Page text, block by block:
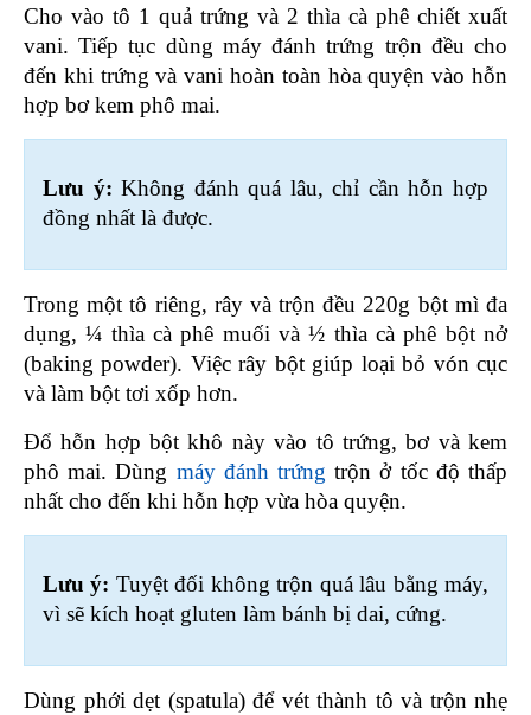
Cho vào tô 1 quả trứng và 2 thìa cà phê chiết xuất
vani. Tiếp tục dùng máy đánh trứng trộn đều cho
đến khi trứng và vani hoàn toàn hòa quyện vào hỗn
hợp bơ kem phô mai.
Lưu ý: Không đánh quá lâu, chỉ cần hỗn hợp
đồng nhất là được.
Trong một tô riêng, rây và trộn đều 220g bột mì đa
dụng, ¼ thìa cà phê muối và ½ thìa cà phê bột nở
(baking powder). Việc rây bột giúp loại bỏ vón cục
và làm bột tơi xốp hơn.
Đổ hỗn hợp bột khô này vào tô trứng, bơ và kem
phô mai. Dùng máy đánh trứng trộn ở tốc độ thấp
nhất cho đến khi hỗn hợp vừa hòa quyện.
Lưu ý: Tuyệt đối không trộn quá lâu bằng máy,
vì sẽ kích hoạt gluten làm bánh bị dai, cứng.
Dùng phới dẹt (spatula) để vét thành tô và trộn nhẹ